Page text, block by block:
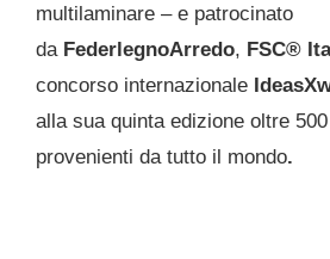
multilaminare – e patrocinato
daFederlegnoArredo, FSC®
concorso internazionale
alla sua quinta edizione oltre
provenienti da tutto il mondo.